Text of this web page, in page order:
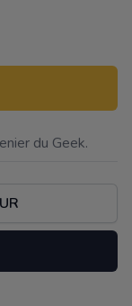
du Geek.